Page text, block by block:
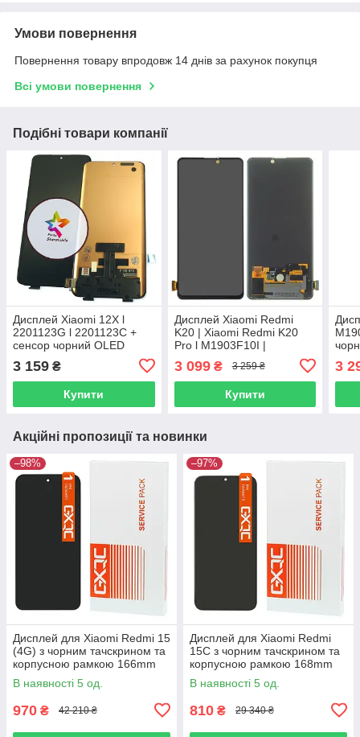
Умови повернення
Повернення товару впродовж 14 днів за рахунок покупця
Всі умови повернення
Подібні товари компанії
Дисплей Xiaomi 12X l
2201123G l 2201123C +
сенсор чорний OLED
3 159 ₴
Купити
Дисплей Xiaomi Redmi
K20 | Xiaomi Redmi K20
Pro l M1903F10I |
чорний Change Glass |
модуль
3 099₴ 3 259 ₴
Купити
3
Акційні пропозиції та новинки
–98%
Дисплей для Xiaomi Redmi 15
(4G) з чорним тачскрином та
корпусною рамкою 166mm
GXQC Service Pack
В наявності 5 од.
970 ₴ 42 210 ₴
–97%
Дисплей для Xiaomi Redmi
15C з чорним тачскрином та
корпусною рамкою 168mm
GXQC Service Pack
В наявності 5 од.
810 ₴ 29 340 ₴